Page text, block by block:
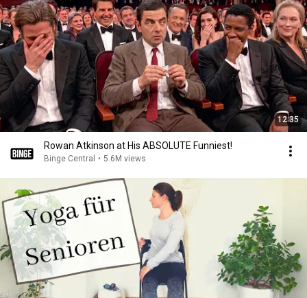
12:35
Rowan Atkinson at His ABSOLUTE Funniest!
Binge Central • 5.6M views